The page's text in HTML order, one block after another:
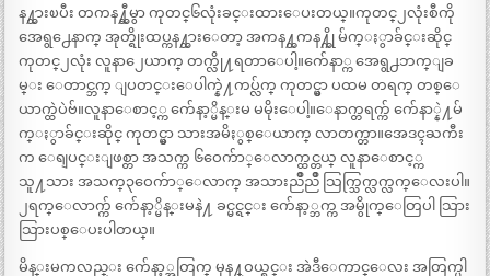
န႔္ထားၿပီး တကန႔္ဆီမွာ ကုတင္၆လုံးခင္းထားေပးတယ္။ကုတင္၂လုံးစီကို
အေရွ႕ေနာက္ အုတ္ရိုးထပ္ကန႔္ထားေတာ့ အကန႔္တကန႔္ကို မ်က္ႏွာခ်င္းဆိုင္
ကုတင္၂လုံး လူနာ၂ေယာက္ တက္လို႔ရတာေပါ့။က်ေနာ္က အေရွ႕ဘက္ျခ
မ္း ေတာင္ဘက္ ျပတင္းေပါက္နဲ႔ကပ္လ်က္ ကုတင္မွာ ပထမ တရက္ တစ္ေ
ယာက္ထဲပဲဗ်။လူနာေစာင့္က က်ေနာ့္မိန္းမ မမိုးေပါ့။ေနာက္တရက္က် က်ေနာ္နဲ႔မ်
က္ႏွာခ်င္းဆိုင္ ကုတင္မွာ သားအမိႏွစ္ေယာက္ လာတက္တာ။အေဒၚႀကီး
က ေရျပင္းျဖစ္တာ အသက္က ၆ဝေက်ာ္ေလာက္ထင္တယ္ လူနာေစာင့္က
သူ႔သား အသက္၃ဝေက်ာ္ေလာက္ အသားညိဳညိဳ သြက္သြက္လက္လက္ေလးပါ။
၂ရက္ေလာက္က် က်ေနာ့္မိန္းမနဲ႔ ခင္မင္ရင္း က်ေနာ့္ဘက္က အမွိုက္ေတြပါ သြား
သြားပစ္ေပးပါတယ္။
မိန္းမကလည္း က်ေနာ့္အတြက္ မုန႔္ဝယ္ရင္း အဲဒီေကာင္ေလး အတြက္ပါ